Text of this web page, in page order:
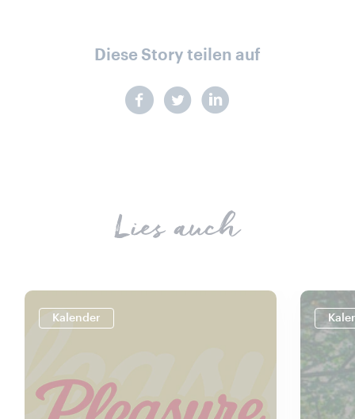
Diese Story teilen auf
Lies auch
Kalender